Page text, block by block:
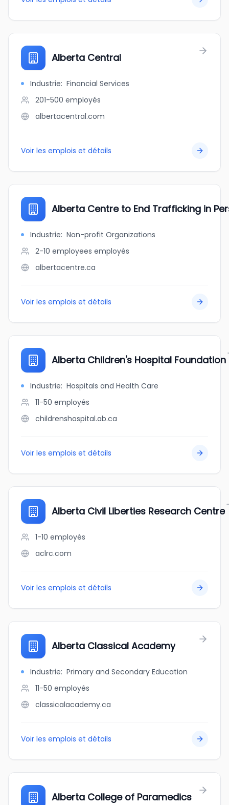
Alberta Central
Industrie: Financial Services
201-500 employés
albertacentral.com
Voir les emplois et détails
Alberta Centre to End Trafficking in
Industrie: Non-profit Organizations
2-10 employees employés
albertacentre.ca
Voir les emplois et détails
Alberta Children's Hospital Foundation
Industrie: Hospitals and Health Care
11-50 employés
childrenshospital.ab.ca
Voir les emplois et détails
Alberta Civil Liberties Research Centre
1-10 employés
aclrc.com
Voir les emplois et détails
Alberta Classical Academy
Industrie: Primary and Secondary Education
11-50 employés
classicalacademy.ca
Voir les emplois et détails
Alberta College of Paramedics